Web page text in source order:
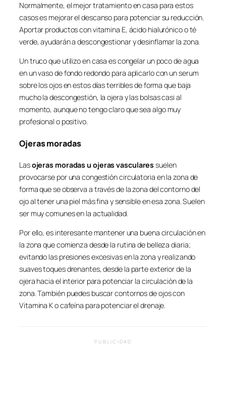
Normalmente, el mejor tratamiento en casa para estos
casos es mejorar el descanso para potenciar su reducción.
Aportar productos con vitamina E, ácido hialurónico o té
verde, ayudarán a descongestionar y desinflamar la zona.
Un truco que utilizo en casa es congelar un poco de agua
en un vaso de fondo redondo para aplicarlo con un serum
sobre los ojos en estos días terribles de forma que baja
mucho la descongestión, la ojera y las bolsas casi al
momento, aunque no tengo claro que sea algo muy
profesional o positivo.
Ojeras moradas
Lasojeras moradas u ojeras vascularessuelen
provocarse por una congestión circulatoria en la zona de
forma que se observa a través de la zona del contorno del
ojo al tener una piel más fina y sensible en esa zona. Suelen
ser muy comunes en la actualidad.
Por ello, es interesante mantener una buena circulación en
la zona que comienza desde la rutina de belleza diaria;
evitando las presiones excesivas en la zona y realizando
suaves toques drenantes, desde la parte exterior de la
ojera hacia el interior para potenciar la circulación de la
zona. También puedes buscar contornos de ojos con
Vitamina K o cafeína para potenciar el drenaje.
PUBLICIDAD